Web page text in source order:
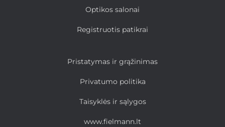
Optikos salonai
Registruotis patikrai
Pristatymas ir grąžinimas
Privatumo politika
Taisyklės ir sąlygos
www.fielmann.lt